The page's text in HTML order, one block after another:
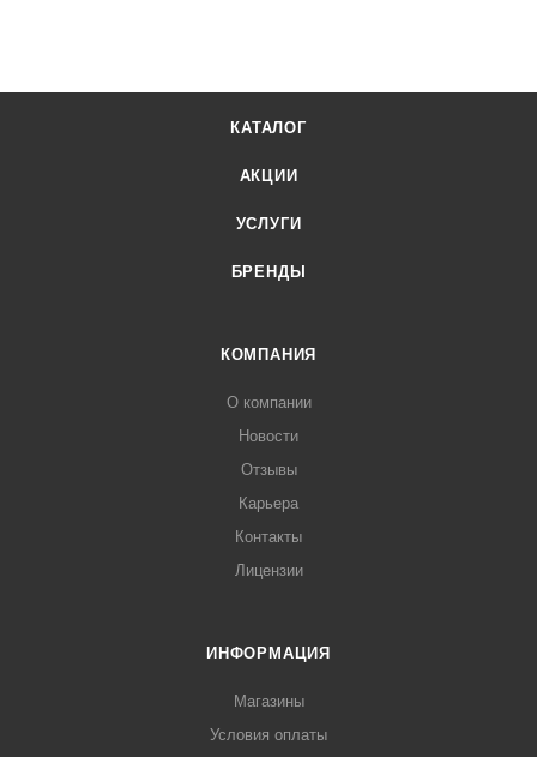
КАТАЛОГ
АКЦИИ
УСЛУГИ
БРЕНДЫ
КОМПАНИЯ
О компании
Новости
Отзывы
Карьера
Контакты
Лицензии
ИНФОРМАЦИЯ
Магазины
Условия оплаты